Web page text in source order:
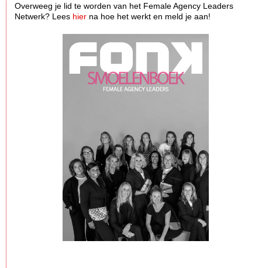
Overweeg je lid te worden van het Female Agency Leaders
Netwerk? Lees hier na hoe het werkt en meld je aan!